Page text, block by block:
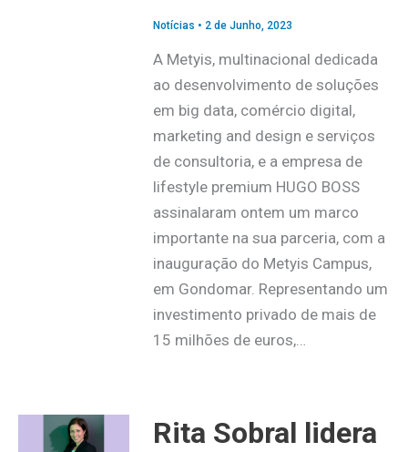
Notícias • 2 de Junho, 2023
A Metyis, multinacional dedicada
ao desenvolvimento de soluções
em big data, comércio digital,
marketing and design e serviços
de consultoria, e a empresa de
lifestyle premium HUGO BOSS
assinalaram ontem um marco
importante na sua parceria, com a
inauguração do Metyis Campus,
em Gondomar. Representando um
investimento privado de mais de
15 milhões de euros,…
Rita Sobral lidera